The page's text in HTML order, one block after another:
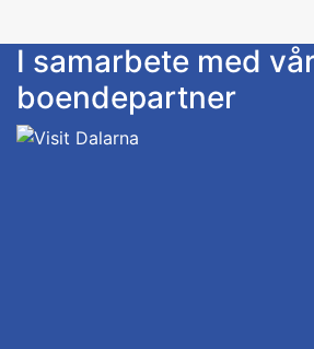
Stugorna har flera
madrasser, kuddar, täcke),
I samarbete med
boendepartner